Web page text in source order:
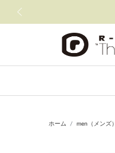
ホーム men（メンズ）